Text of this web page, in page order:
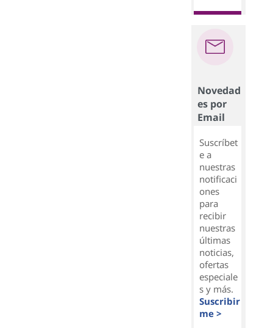
Novedad
es por
Email
Suscríbet
e a
nuestras
notificaci
ones
para
recibir
nuestras
últimas
noticias,
ofertas
especiale
s y más.
Suscribir
me >